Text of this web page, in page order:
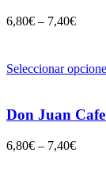
6,80€ – 7,40€
Seleccionar
Don Juan
6,80€ – 7,40€